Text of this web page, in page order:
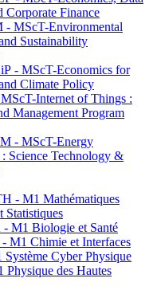
Corporate Finance
- MScT-Environmental
Sustainability
- MScT-Economics for
Climate Policy
Internet of Things :
Management Program
- MScT-Energy
Science Technology &
- M1 Mathématiques
Statistiques
M1 Biologie et Santé
M1 Chimie et Interfaces
Cyber Physique
des Hautes